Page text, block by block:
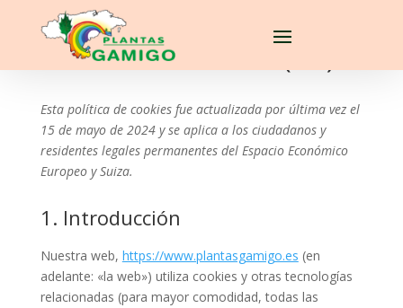
Política de cookies (UE)
Esta política de cookies fue actualizada por última vez el
15 de mayo de 2024 y se aplica a los ciudadanos y
residentes legales permanentes del Espacio Económico
Europeo y Suiza.
1. Introducción
Nuestra web, https://www.plantasgamigo.es (en
adelante: «la web») utiliza cookies y otras tecnologías
relacionadas (para mayor comodidad, todas las